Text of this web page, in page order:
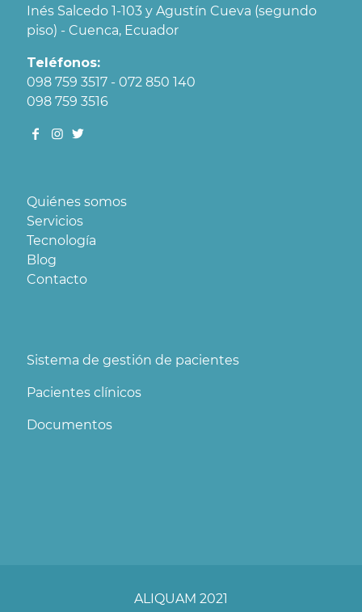
Inés Salcedo 1-103 y Agustín Cueva (segundo
piso) - Cuenca, Ecuador
Teléfonos:
098 759 3517 - 072 850 140
098 759 3516
Quiénes somos
Servicios
Tecnología
Blog
Contacto
Sistema de gestión de pacientes
Pacientes clínicos
Documentos
ALIQUAM 2021